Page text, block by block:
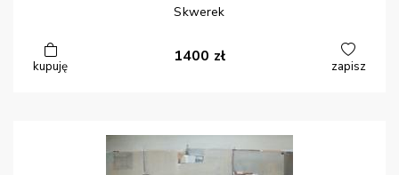
Skwerek
kupuję
1400 zł
zapisz